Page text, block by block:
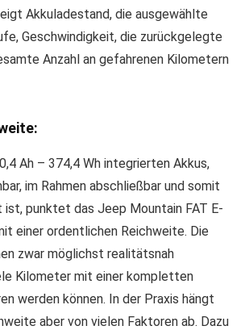
Akkuladestand, die ausgewählte
Geschwindigkeit, die zurückgelegte
Anzahl an gefahrenen Kilometern
Ah – 374,4 Wh integrierten Akkus,
im Rahmen abschließbar und somit
punktet das Jeep Mountain FAT E-
einer ordentlichen Reichweite. Die
zwar möglichst realitätsnah
Kilometer mit einer kompletten
werden können. In der Praxis hängt
aber von vielen Faktoren ab. Dazu